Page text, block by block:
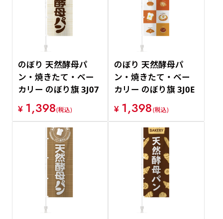
のぼり 天然酵母パ
ン・焼きたて・ベー
カリー のぼり旗 3J07
¥ 1,398(税込)
のぼり 天然酵母パ
ン・焼きたて・ベー
カリー のぼり旗 3J0E
¥ 1,398(税込)